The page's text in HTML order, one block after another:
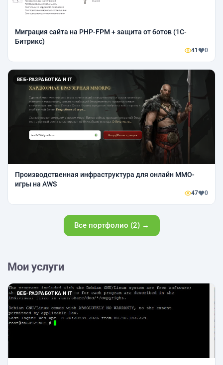
Миграция сайта на PHP-FPM + защита от ботов (1С-
Битрикс)
41 0
ВЕБ-РАЗРАБОТКА И IT
Производственная инфраструктура для онлайн MMO-
игры на AWS
47 0
Все портфолио (2) →
Мои услуги
ВЕБ-РАЗРАБОТКА И IT